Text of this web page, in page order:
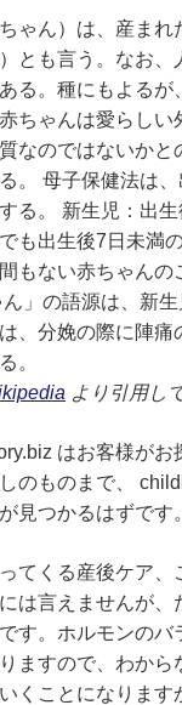
ゃん）は、産ま
とも言う。なお
る。種にもよる
ちゃんは愛らし
なのではないか
。 母子保健法は
る。 新生児：出
も出生後7日未満
もない赤ちゃん
」の語源は、新
、分娩の際に陣
。
より引用し
はお客様が
のものまで、
見つかるはずです。
てくる産後ケア
は言えませんが
す。ホルモンの
ますので、わか
くことになりま